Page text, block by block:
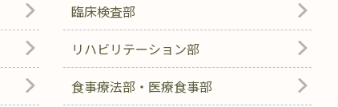
臨床検査部
リハビリテーション部
食事療法部・医療食事部